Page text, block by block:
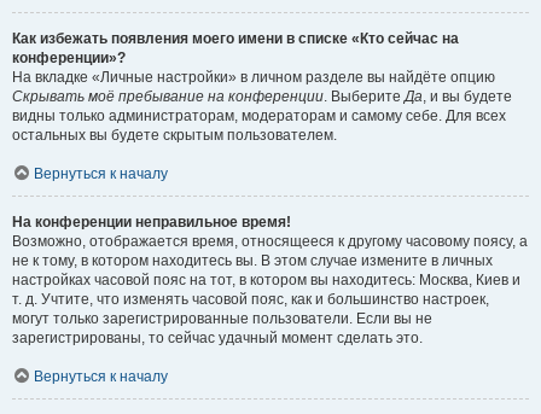
Как избежать появления моего имени в списке «Кто сейчас на
конференции»?
На вкладке «Личные настройки» в личном разделе вы найдёте опцию
Скрывать моё пребывание на конференции. ВыберитеДа, и вы будете
видны только администраторам, модераторам и самому себе. Для всех
остальных вы будете скрытым пользователем.
Вернуться к началу
На конференции неправильное время!
Возможно, отображается время, относящееся к другому часовому поясу, а
не к тому, в котором находитесь вы. В этом случае измените в личных
настройках часовой пояс на тот, в котором вы находитесь: Москва, Киев и
т. д. Учтите, что изменять часовой пояс, как и большинство настроек,
могут только зарегистрированные пользователи. Если вы не
зарегистрированы, то сейчас удачный момент сделать это.
Вернуться к началу